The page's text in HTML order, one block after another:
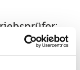
als